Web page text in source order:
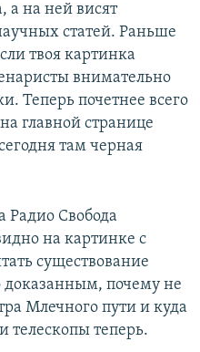
а на ней висят
статей. Раньше
твоя картинка
внимательно
Теперь почетнее всего
главной странице
там черная
Свобода
на картинке с
существование
почему не
Млечного пути и куда
телескопы теперь.